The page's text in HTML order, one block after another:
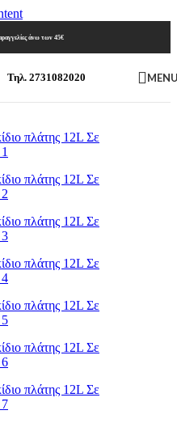
άνω των 45€
Τηλ. 2731082020